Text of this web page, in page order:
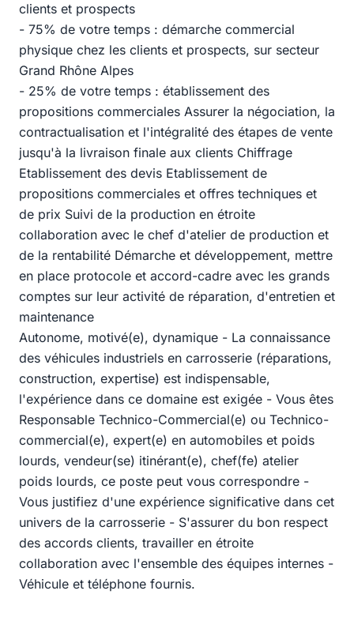
clients et prospects
- 75% de votre temps : démarche commercial
physique chez les clients et prospects, sur secteur
Grand Rhône Alpes
- 25% de votre temps : établissement des
propositions commerciales Assurer la négociation, la
contractualisation et l'intégralité des étapes de vente
jusqu'à la livraison finale aux clients Chiffrage
Etablissement des devis Etablissement de
propositions commerciales et offres techniques et
de prix Suivi de la production en étroite
collaboration avec le chef d'atelier de production et
de la rentabilité Démarche et développement, mettre
en place protocole et accord-cadre avec les grands
comptes sur leur activité de réparation, d'entretien et
maintenance
Autonome, motivé(e), dynamique - La connaissance
des véhicules industriels en carrosserie (réparations,
construction, expertise) est indispensable,
l'expérience dans ce domaine est exigée - Vous êtes
Responsable Technico-Commercial(e) ou Technico-
commercial(e), expert(e) en automobiles et poids
lourds, vendeur(se) itinérant(e), chef(fe) atelier
poids lourds, ce poste peut vous correspondre -
Vous justifiez d'une expérience significative dans cet
univers de la carrosserie - S'assurer du bon respect
des accords clients, travailler en étroite
collaboration avec l'ensemble des équipes internes -
Véhicule et téléphone fournis.